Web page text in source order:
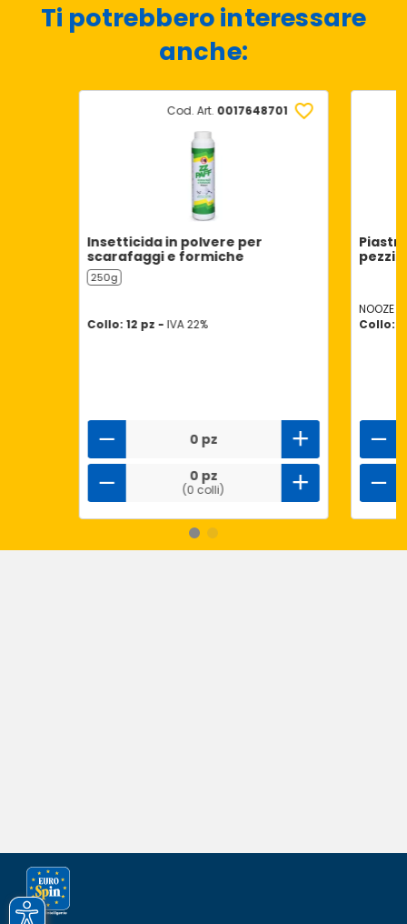
Ti potrebbero interessare
anche:
Cod. Art. 0017648701
Insetticida in polvere per
scarafaggi e formiche
250g
Collo: 12 pz - IVA 22%
0 pz
0 pz
(0 colli)
pezzi
NOOZE
Collo: